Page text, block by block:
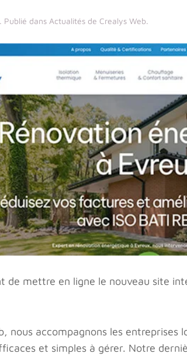
. Publié dans Actualités de Crealys Web.
de mettre en ligne le nouveau site
nous accompagnons les entreprises
et simples à gérer. Notre